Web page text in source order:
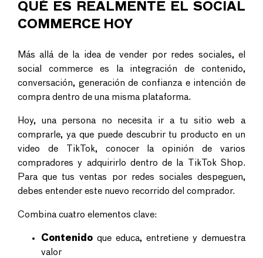
QUÉ ES REALMENTE EL SOCIAL
COMMERCE HOY
Más allá de la idea devender por redes sociales, el
social commercees la integración de contenido,
conversación, generación de confianza e intención de
compra dentro de una misma plataforma.
Hoy, una persona no necesita ir a tu sitio web a
comprarle, ya que puede descubrir tu producto en un
video de TikTok, conocer la opinión de varios
compradores y adquirirlo dentro de la
TikTok Shop.
Para que tus ventas por redes sociales despeguen,
debes entender este nuevo recorrido del comprador.
Combina cuatro elementos clave:
Contenido que educa, entretiene y demuestra
valor